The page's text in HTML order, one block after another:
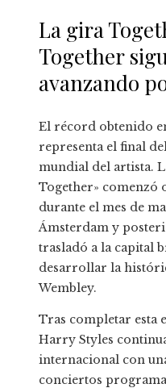
La gira
Together
avanzando
El récord obtenido
representa el final
mundial del artista.
Together» comenzó
durante el mes de
Ámsterdam y
trasladó a la capital
desarrollar la
Wembley.
Tras completar esta
Harry Styles
internacional con
conciertos